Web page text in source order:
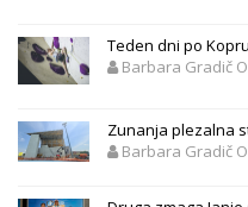
Teden dni po
Barbara Gradič
Zunanja plezalna
Barbara Gradič